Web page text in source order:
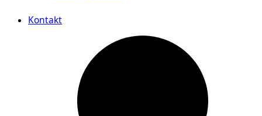
Kontakt